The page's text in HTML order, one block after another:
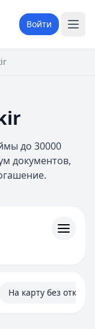
Войти
до 30000
документов,
На карту без отказа